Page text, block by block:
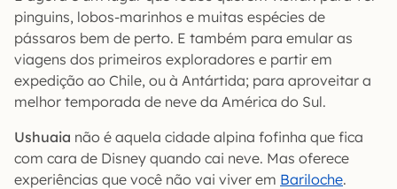
pinguins, lobos-marinhos e muitas espécies de
pássaros bem de perto. E também para emular as
viagens dos primeiros exploradores e partir em
expedição ao Chile, ou à Antártida; para aproveitar a
melhor temporada de neve da América do Sul.
Ushuaia não é aquela cidade alpina fofinha que fica
com cara de Disney quando cai neve. Mas oferece
experiências que você não vai viver em Bariloche.